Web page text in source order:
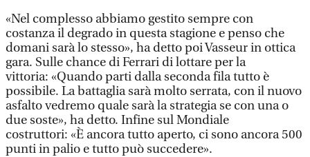
«Nel complesso abbiamo gestito sempre con
costanza il degrado in questa stagione e penso che
domani sarà lo stesso», ha detto poi Vasseur in ottica
gara. Sulle chance di Ferrari di lottare per la
vittoria: «Quando parti dalla seconda fila tutto è
possibile. La battaglia sarà molto serrata, con il nuovo
asfalto vedremo quale sarà la strategia se con una o
due soste», ha detto. Infine sul Mondiale
costruttori: «È ancora tutto aperto, ci sono ancora 500
punti in palio e tutto può succedere».